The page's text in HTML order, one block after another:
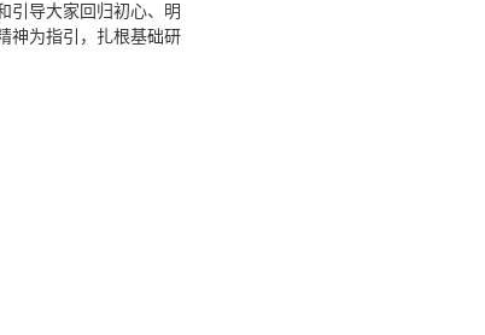
引导大家回归初心、明
神为指引，扎根基础研